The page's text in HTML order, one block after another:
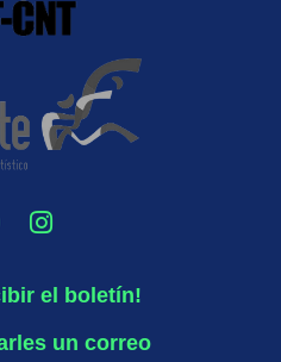
el boletín!
un correo